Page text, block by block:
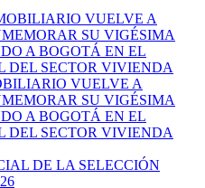
VUELVE A
SU VIGÉSIMA
A BOGOTÁ EN EL
DEL SECTOR VIVIENDA